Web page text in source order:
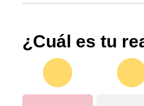
¿Cuál es tu